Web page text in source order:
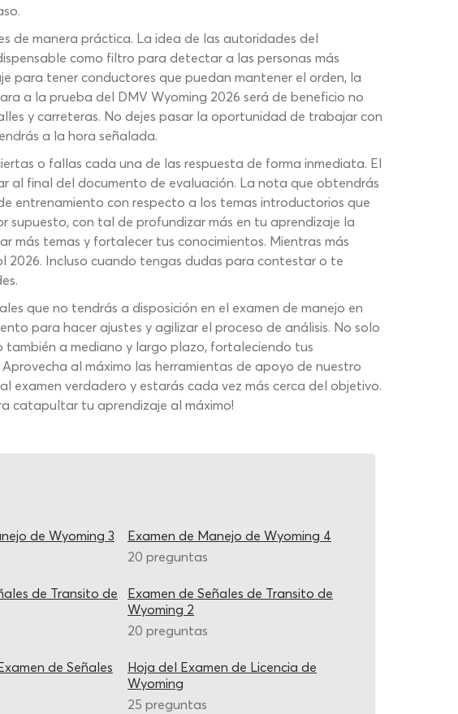
de manera práctica. La idea de las autoridades del
como filtro para detectar a las personas más
para tener conductores que puedan mantener el orden, la
a la prueba del DMV Wyoming 2026 será de beneficio no
y carreteras. No dejes pasar la oportunidad de trabajar con
a la hora señalada.
o fallas cada una de las respuesta de forma inmediata. El
al final del documento de evaluación. La nota que obtendrás
entrenamiento con respecto a los temas introductorios que
supuesto, con tal de profundizar más en tu aprendizaje la
más temas y fortalecer tus conocimientos. Mientras más
2026. Incluso cuando tengas dudas para contestar o te
que no tendrás a disposición en el examen de manejo en
para hacer ajustes y agilizar el proceso de análisis. No solo
a mediano y largo plazo, fortaleciendo tus
al máximo las herramientas de apoyo de nuestro
examen verdadero y estarás cada vez más cerca del objetivo.
catapultar tu aprendizaje al máximo!
de Wyoming 3
Examen de Manejo de Wyoming 4
20 preguntas
de Transito de
Examen de Señales de Transito de
Wyoming 2
20 preguntas
de Señales
Hoja del Examen de Licencia de
Wyoming
25 preguntas